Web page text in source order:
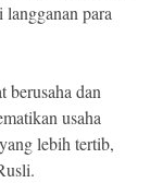
para
berusaha dan
usaha
lebih tertib,